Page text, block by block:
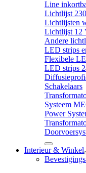
Line
Lichtlijst
Lichtlijsten
Lichtlijst 12
Andere
LED strips
Flexibele
LED strips
Schakelaars
Systeem
Power
Interieur & Winkel